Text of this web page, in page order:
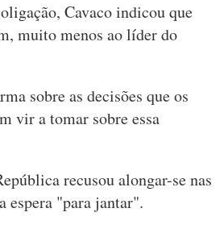
Cavaco indicou que
muito menos ao líder do
sobre as decisões que os
vir a tomar sobre essa
recusou alongar-se nas
espera "para jantar".